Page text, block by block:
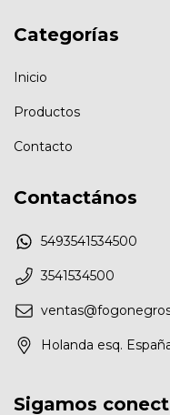
Categorías
Inicio
Productos
Contacto
Contactános
5493541534500
3541534500
Holanda esq.
Sigamos